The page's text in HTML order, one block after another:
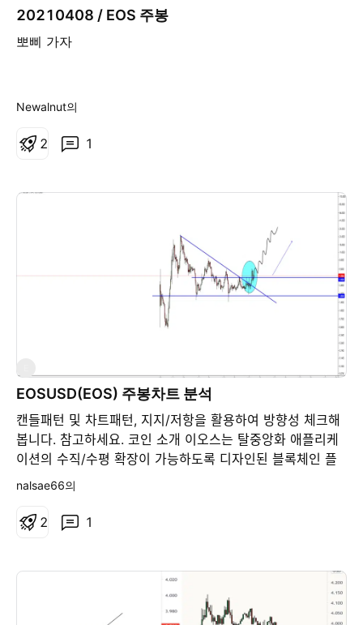
20210408 / EOS 주봉
뽀삐 가자
Newalnut의
1
2
EOSUSD(EOS) 주봉차트 분석
캔들패턴 및 차트패턴, 지지/저항을 활용하여 방향성 체크해
봅니다. 참고하세요. 코인 소개 이오스는 탈중앙화 애플리케
이션의 수직/수평 확장이 가능하도록 디자인된 블록체인 플
랫폼입니다. 수백 개의 CPU 코어 또는 클러스터를 통해 계
(databases), 비동기 통신(asynchronous
트랜잭션 처리 능력을 갖추면서도, 수수료가 없고, 빠르고
쉽게 애플리케이션을 개발할 수 있는 블록체인 아키텍처
기술이 탄생했습니다. 이오스는 Delegated Proof of
nalsae66의
1
2